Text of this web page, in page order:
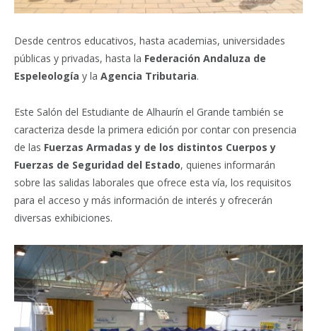
Desde centros educativos, hasta academias, universidades
públicas y privadas, hasta la Federación Andaluza de
Espeleología y la Agencia Tributaria.
Este Salón del Estudiante de Alhaurín el Grande también se
caracteriza desde la primera edición por contar con presencia
de las Fuerzas Armadas y de los distintos Cuerpos y
Fuerzas de Seguridad del Estado, quienes informarán
sobre las salidas laborales que ofrece esta vía, los requisitos
para el acceso y más información de interés y ofrecerán
diversas exhibiciones.